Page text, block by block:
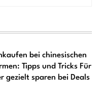
bei chinesischen
Tipps und Tricks Für
gezielt sparen bei Deals